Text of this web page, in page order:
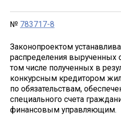
№ 783717-8
Законопроектом
распределения вырученных
том числе полученных в
конкурсным кредитором
по обязательствам,
специального счета
финансовым управляющим.